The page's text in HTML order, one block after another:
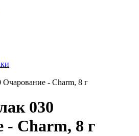
Очарование - Charm, 8 г
030
- Charm, 8 г